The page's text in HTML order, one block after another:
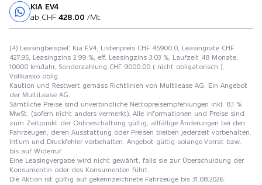
KIA EV4
ab CHF 428.00 /Mt.
(4) Leasingbeispiel: Kia EV4, Listenpreis CHF 45900.0, Leasingrate CHF
427.95, Leasingzins 2.99 %, eff. Leasingzins 3.03 %, Laufzeit 48 Monate,
10000 km/Jahr, Sonderzahlung CHF 9000.00 ( nicht obligatorisch ),
Vollkasko oblig.
Kaution und Restwert gemäss Richtlinien von Multilease AG. Ein Angebot
der MultiLease AG.
Sämtliche Preise sind unverbindliche Nettopreisempfehlungen inkl. 8,1 %
MwSt. (sofern nicht anders vermerkt). Alle Informationen und Preise sind
zum Zeitpunkt der Onlineschaltung gültig, allfällige Änderungen bei den
Fahrzeugen, deren Ausstattung oder Preisen bleiben jederzeit vorbehalten.
Irrtum und Druckfehler vorbehalten. Angebot gültig solange Vorrat bzw.
bis auf Widerruf.
Eine Leasingvergabe wird nicht gewährt, falls sie zur Überschuldung der
Konsumentin oder des Konsumenten führt.
Die Aktion ist gültig auf gekennzeichnete Fahrzeuge bis 31.08.2026.